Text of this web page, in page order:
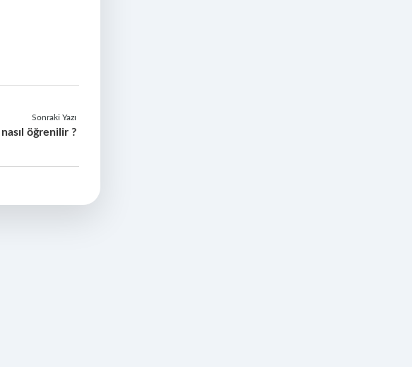
Sonraki Yazı
öğrenilir ?